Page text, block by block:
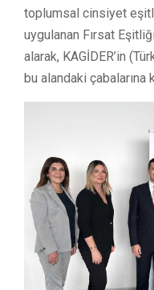
toplumsal cinsiyet
uygulanan Fırsat
alarak, KAGİDER’in
bu alandaki çabalarına